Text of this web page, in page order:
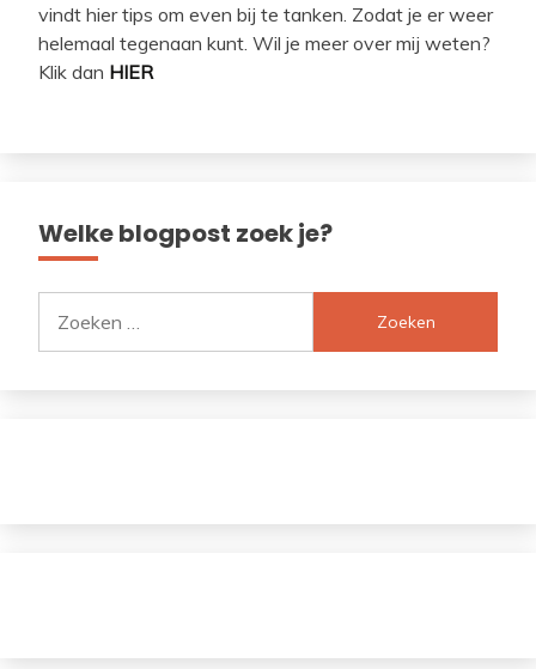
vindt hier tips om even bij te tanken. Zodat je er weer
helemaal tegenaan kunt. Wil je meer over mij weten?
Klik dan HIER
Welke blogpost zoek je?
naar: